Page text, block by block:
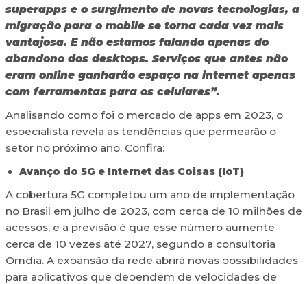
superapps e o surgimento de novas tecnologias, a
migração para o mobile se torna cada vez mais
vantajosa. E não estamos falando apenas do
abandono dos desktops. Serviços que antes não
eram online ganharão espaço na internet apenas
com ferramentas para os celulares”.
Analisando como foi o mercado de apps em 2023, o
especialista revela as tendências que permearão o
setor no próximo ano. Confira:
Avanço do 5G e Internet das Coisas (IoT)
A cobertura 5G completou um ano de implementação
no Brasil em julho de 2023, com cerca de 10 milhões de
acessos, e a previsão é que esse número aumente
cerca de 10 vezes até 2027, segundo a consultoria
Omdia. A expansão da rede abrirá novas possibilidades
para aplicativos que dependem de velocidades de